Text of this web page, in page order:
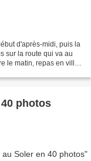
d'après-midi, puis la
sur la route qui va au
le matin, repas en ville
photos